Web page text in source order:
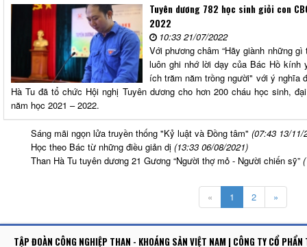
Tuyên dương 782 học sinh giỏi con
2022
10:33 21/07/2022
Với phương châm “Hãy giành những
luôn ghi nhớ lời dạy của Bác Hồ
ích trăm năm trồng người" với ý nghĩa
Hà Tu đã tổ chức Hội nghị Tuyên dương cho hơn 200 cháu học sinh,
năm học 2021 – 2022.
Sáng mãi ngọn lửa truyền thống "Kỷ luật và Đồng tâm" (07:43 13/11/
Học theo Bác từ những điều giản dị (13:33 06/08/2021)
Than Hà Tu tuyên dương 21 Gương “Người thợ mỏ - Người chiến sỹ”
« 1 2 »
TẬP ĐOÀN CÔNG NGHIỆP THAN - KHOÁNG SẢN VIỆT NAM | CÔNG TY CỔ